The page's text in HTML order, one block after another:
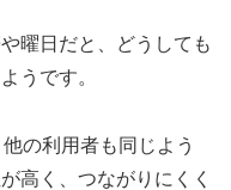
曜日だと、どうしても
うです。
の利用者も同じよう
高く、つながりにくく